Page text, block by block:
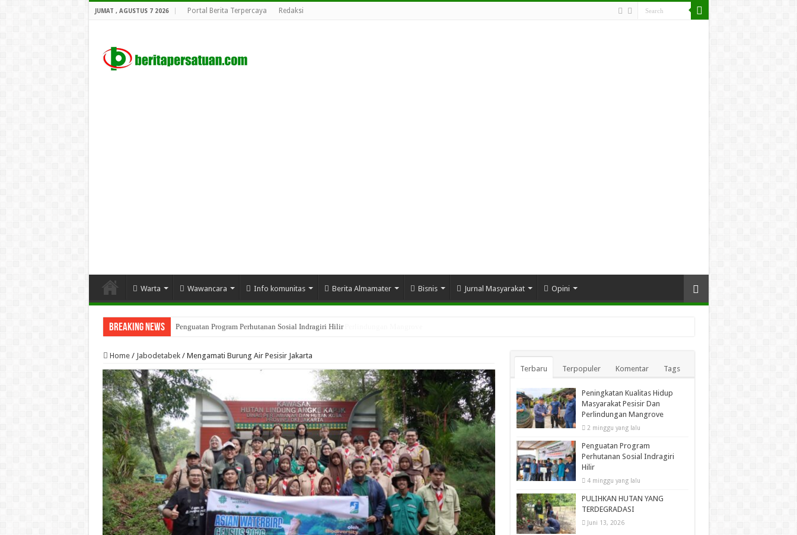
JUMAT , AGUSTUS 7 2026 Portal Berita Terpercaya Redaksi
Warta Wawancara Info komunitas Berita Almamater Bisnis Jurnal Masyarakat Opini
Breaking News Penguatan Program Perhutanan Sosial Indragiri Hilir
Home / Jabodetabek / Mengamati Burung Air Pesisir Jakarta
Terbaru Terpopuler Komentar Tags
Peningkatan Kualitas Hidup
Masyarakat Pesisir Dan
Perlindungan Mangrove
2 minggu yang lalu
Penguatan Program
Perhutanan Sosial Indragiri
Hilir
4 minggu yang lalu
PULIHKAN HUTAN YANG
TERDEGRADASI
Juni 13, 2026